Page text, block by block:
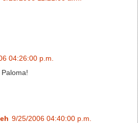
04:26:00 p.m.
9/25/2006 04:40:00 p.m.